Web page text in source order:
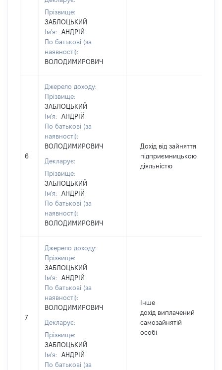
Прізвище:
ЗАБЛОЦЬКИЙ
Ім'я:
АНДРІЙ
По батькові (за
наявності):
ВОЛОДИМИРОВИЧ
6
Джерело доходу:
Прізвище:
ЗАБЛОЦЬКИЙ
Ім'я:
АНДРІЙ
По батькові (за
наявності):
ВОЛОДИМИРОВИЧ
Декларує:
Прізвище:
ЗАБЛОЦЬКИЙ
Ім'я:
АНДРІЙ
По батькові (за
наявності):
ВОЛОДИМИРОВИЧ
Дохід від зайняття
підприємницькою
діяльністю
7
Джерело доходу:
Прізвище:
ЗАБЛОЦЬКИЙ
Ім'я:
АНДРІЙ
По батькові (за
наявності):
ВОЛОДИМИРОВИЧ
Декларує:
Прізвище:
ЗАБЛОЦЬКИЙ
Ім'я:
АНДРІЙ
По батькові (за
Інше
дохід виплачений
самозайнятій
особі